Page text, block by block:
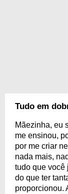
Tudo em
Mãezinha, eu
me ensinou,
por me criar
nada mais,
tudo que você
do que ter
proporcionou.